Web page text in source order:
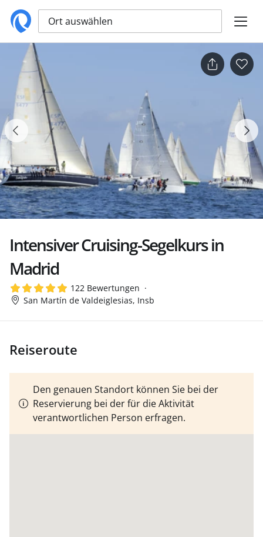
Ort auswählen
Intensiver Cruising-Segelkurs in
Madrid
122 Bewertungen
San Martín de Valdeiglesias, Insb
Reiseroute
Den genauen Standort können Sie bei der
Reservierung bei der für die Aktivität
verantwortlichen Person erfragen.